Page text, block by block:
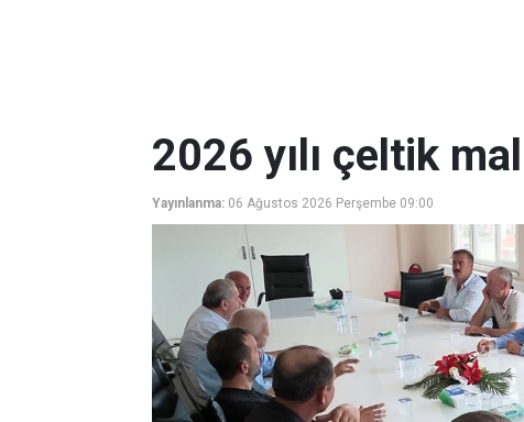
2026 yılı çeltik
Yayınlanma: 06 Ağustos 2026 Perşembe 09:00